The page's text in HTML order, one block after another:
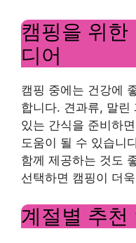
캠핑을 위한
디어
캠핑 중에는 건강에
합니다. 견과류, 말린
있는 간식을 준비하
도움이 될 수 있습니
함께 제공하는 것도
선택하면 캠핑이 더
계절별 추천